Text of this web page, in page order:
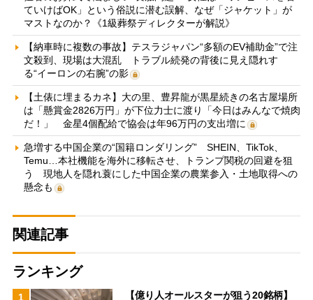
ていけばOK」という俗説に潜む誤解、なぜ「ジャケット」が
マストなのか？《1級葬祭ディレクターが解説》
【納車時に複数の事故】テスラジャパン“多額のEV補助金”で注
文殺到、現場は大混乱 トラブル続発の背後に見え隠れす
る“イーロンの右腕”の影
【土俵に埋まるカネ】大の里、豊昇龍が黒星続きの名古屋場所
は「懸賞金2826万円」が下位力士に渡り「今日はみんなで焼肉
だ！」 金星4個配給で協会は年96万円の支出増に
急増する中国企業の“国籍ロンダリング” SHEIN、TikTok、
Temu…本社機能を海外に移転させ、トランプ関税の回避を狙
う 現地人を隠れ蓑にした中国企業の農業参入・土地取得への
懸念も
関連記事
ランキング
1 【億り人オールスターが狙う20銘柄】